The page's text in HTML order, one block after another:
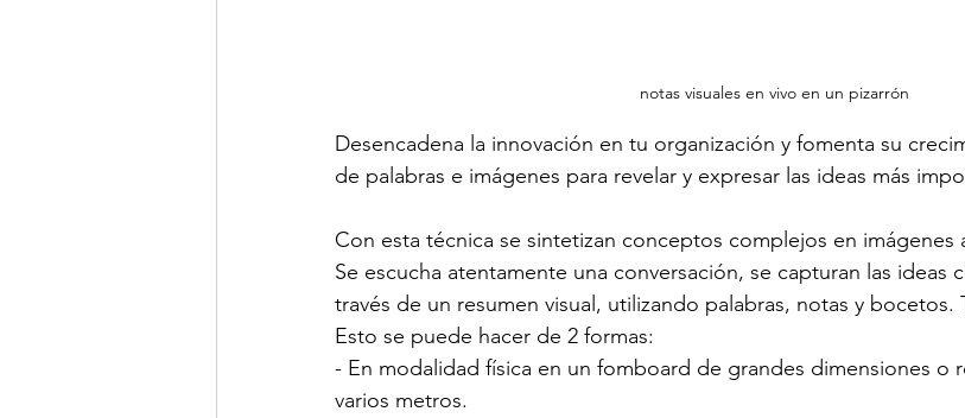
notas visuales en vivo en un pizarrón
Desencadena la innovación en tu organización y fomenta su
de palabras e imágenes para revelar y expresar las ideas más
Con esta técnica se sintetizan conceptos complejos en imágenes
Se escucha atentamente una conversación, se capturan las ideas
través de un resumen visual, utilizando palabras, notas y bocetos.
Esto se puede hacer de 2 formas:
- En modalidad física en un fomboard de grandes dimensiones o
varios metros.